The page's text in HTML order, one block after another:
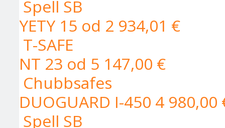
Spell SB
YETY 15 od 2 934,01 €
T-SAFE
NT 23 od 5 147,00 €
Chubbsafes
DUOGUARD I-450 4 980,00
Spell SB